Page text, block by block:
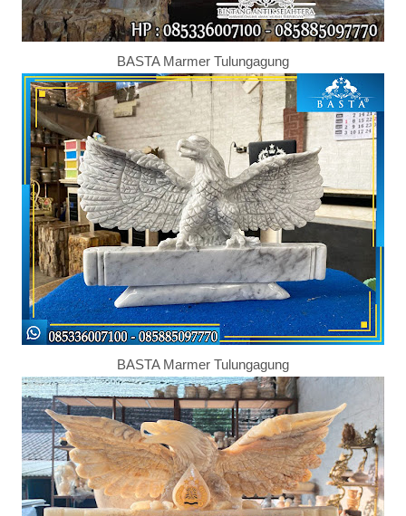
BASTA Marmer Tulungagung
BASTA Marmer Tulungagung